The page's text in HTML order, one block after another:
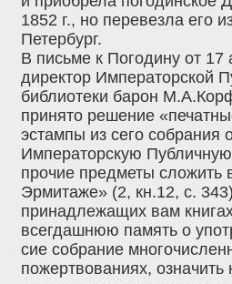
1852 г., но перевезла его
Петербург.
В письме к Погодину от 17
директор Императорской
библиотеки барон
принято решение
эстампы из сего собрания
Императорскую
прочие предметы сложить
Эрмитаже» (2, кн.12, с.
принадлежащих вам
всегдашнюю память о
сие собрание
пожертвованиях,